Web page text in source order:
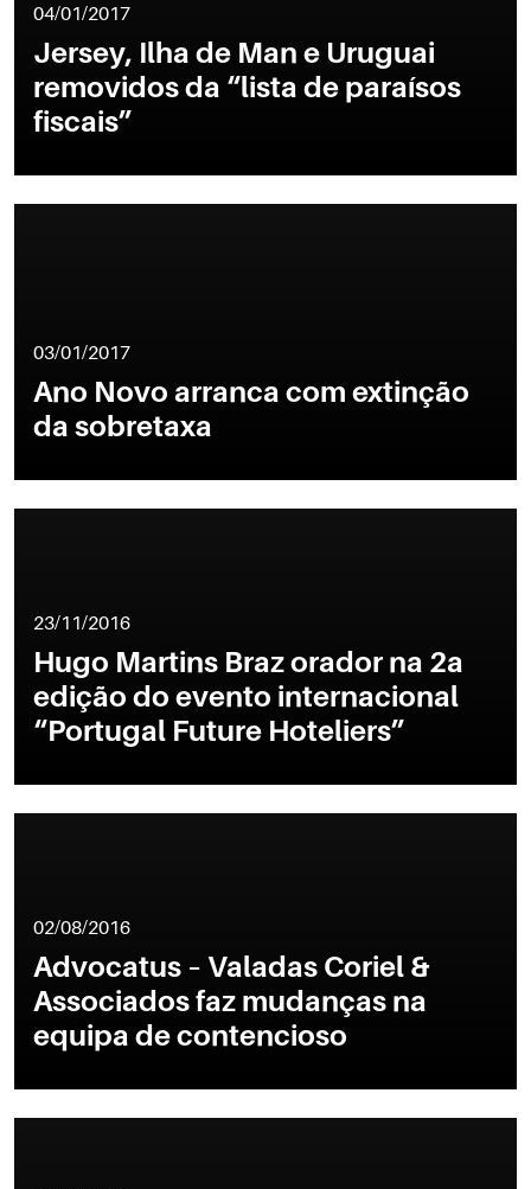
04/01/2017
Jersey, Ilha de Man e Uruguai
removidos da “lista de paraísos
fiscais”
03/01/2017
Ano Novo arranca com extinção
da sobretaxa
23/11/2016
Hugo Martins Braz orador na 2a
edição do evento internacional
“Portugal Future Hoteliers”
02/08/2016
Advocatus – Valadas Coriel &
Associados faz mudanças na
equipa de contencioso